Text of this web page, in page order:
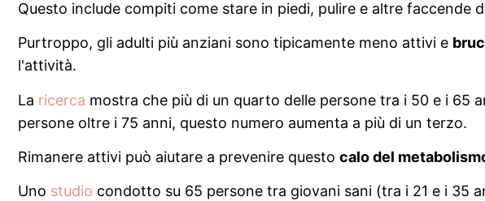
Questo include compiti come stare in piedi, pulire e altre faccende
Purtroppo, gli adulti più anziani sono tipicamente meno attivi e
l'attività.
La ricerca mostra che più di un quarto delle persone tra i 50 e i 65
persone oltre i 75 anni, questo numero aumenta a più di un terzo.
Rimanere attivi può aiutare a prevenire questo calo del
Uno studio condotto su 65 persone tra giovani sani (tra i 21 e i 35